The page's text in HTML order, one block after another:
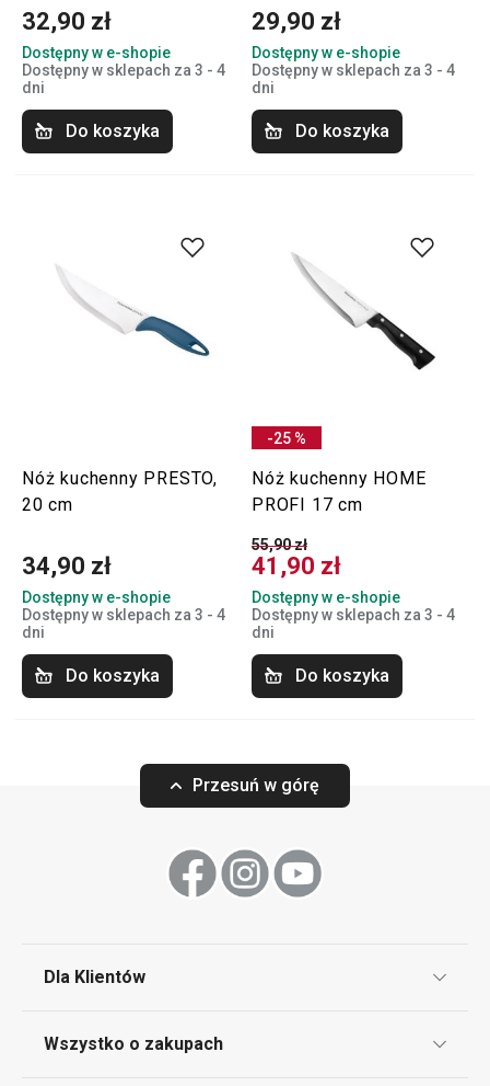
32,90 zł
Dostępny w e-shopie
Dostępny w sklepach za 3 - 4
dni
Do koszyka
29,90 zł
Dostępny w e-shopie
Dostępny w sklepach za 3 - 4
dni
Do koszyka
Nóż kuchenny PRESTO,
20 cm
34,90 zł
Dostępny w e-shopie
Dostępny w sklepach za 3 - 4
dni
Do koszyka
-25 %
Nóż kuchenny HOME
PROFI 17 cm
55,90 zł
41,90 zł
Dostępny w e-shopie
Dostępny w sklepach za 3 - 4
dni
Do koszyka
Przesuń w górę
Dla Klientów
Wszystko o zakupach